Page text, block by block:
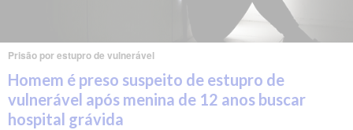
Prisão por estupro de vulnerável
Homem é preso suspeito de estupro de
vulnerável após menina de 12 anos buscar
hospital grávida